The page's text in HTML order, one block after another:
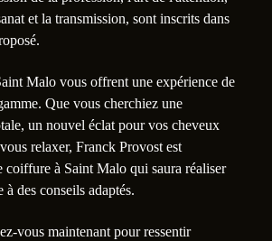
et la transmission, sont inscrits dans
Malo vous offrent une expérience de
Que vous cherchiez une
un nouvel éclat pour vos cheveux
relaxer, Franck Provost est
coiffure à Saint Malo qui saura réaliser
à des conseils adaptés.
vous maintenant pour ressentir